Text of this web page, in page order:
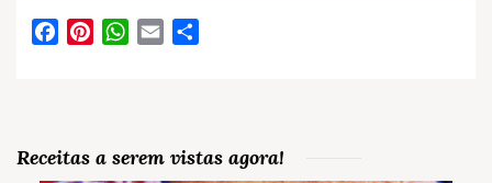
FacebookPinterestWhatsApp
Email
Receitas a serem vistas agora!